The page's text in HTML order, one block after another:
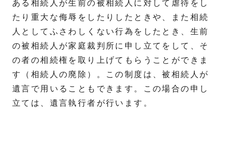
ある相続人が生前の被相続人に対して虐待をし
たり重大な侮辱をしたりしたときや、また相続
人としてふさわしくない行為をしたとき、生前
の被相続人が家庭裁判所に申し立てをして、そ
の者の相続権を取り上げてもらうことができま
す（相続人の廃除）。この制度は、被相続人が
遺言で用いることもできます。この場合の申し
立ては、遺言執行者が行います。